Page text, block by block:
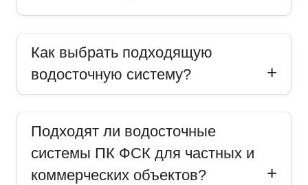
Как выбрать подходящую
водосточную систему?
Подходят ли водосточные
системы ПК ФСК для частных и
коммерческих объектов?